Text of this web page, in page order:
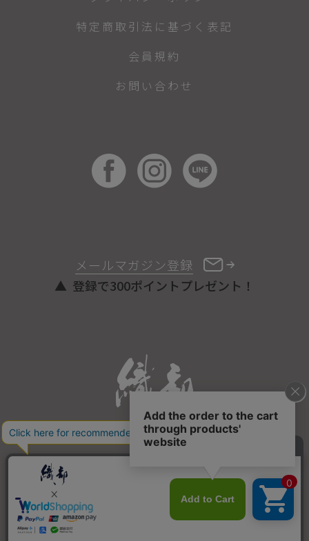
ONLINE STORE
メールマガジン登録
登録で300ポイントプレゼント！
特定商取引法に基づく表記
会員規約
お問い合わせ
COPYRIGHT © ORIBE ALL RIGHTS RESERVED.